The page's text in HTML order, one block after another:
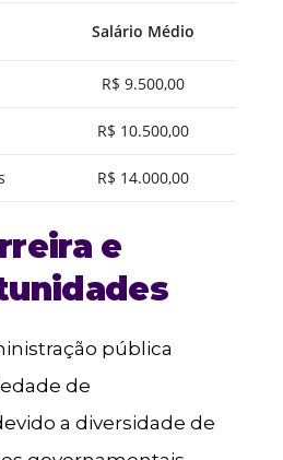
Salário Médio
R$ 9.500,00
R$ 10.500,00
R$ 14.000,00
e
pública
de
a diversidade de